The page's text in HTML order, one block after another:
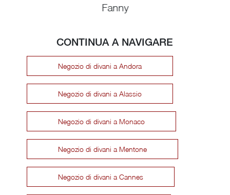
Fanny
CONTINUA A NAVIGARE
Negozio di divani a Andora
Negozio di divani a Alassio
Negozio di divani a Monaco
Negozio di divani a Mentone
Negozio di divani a Cannes